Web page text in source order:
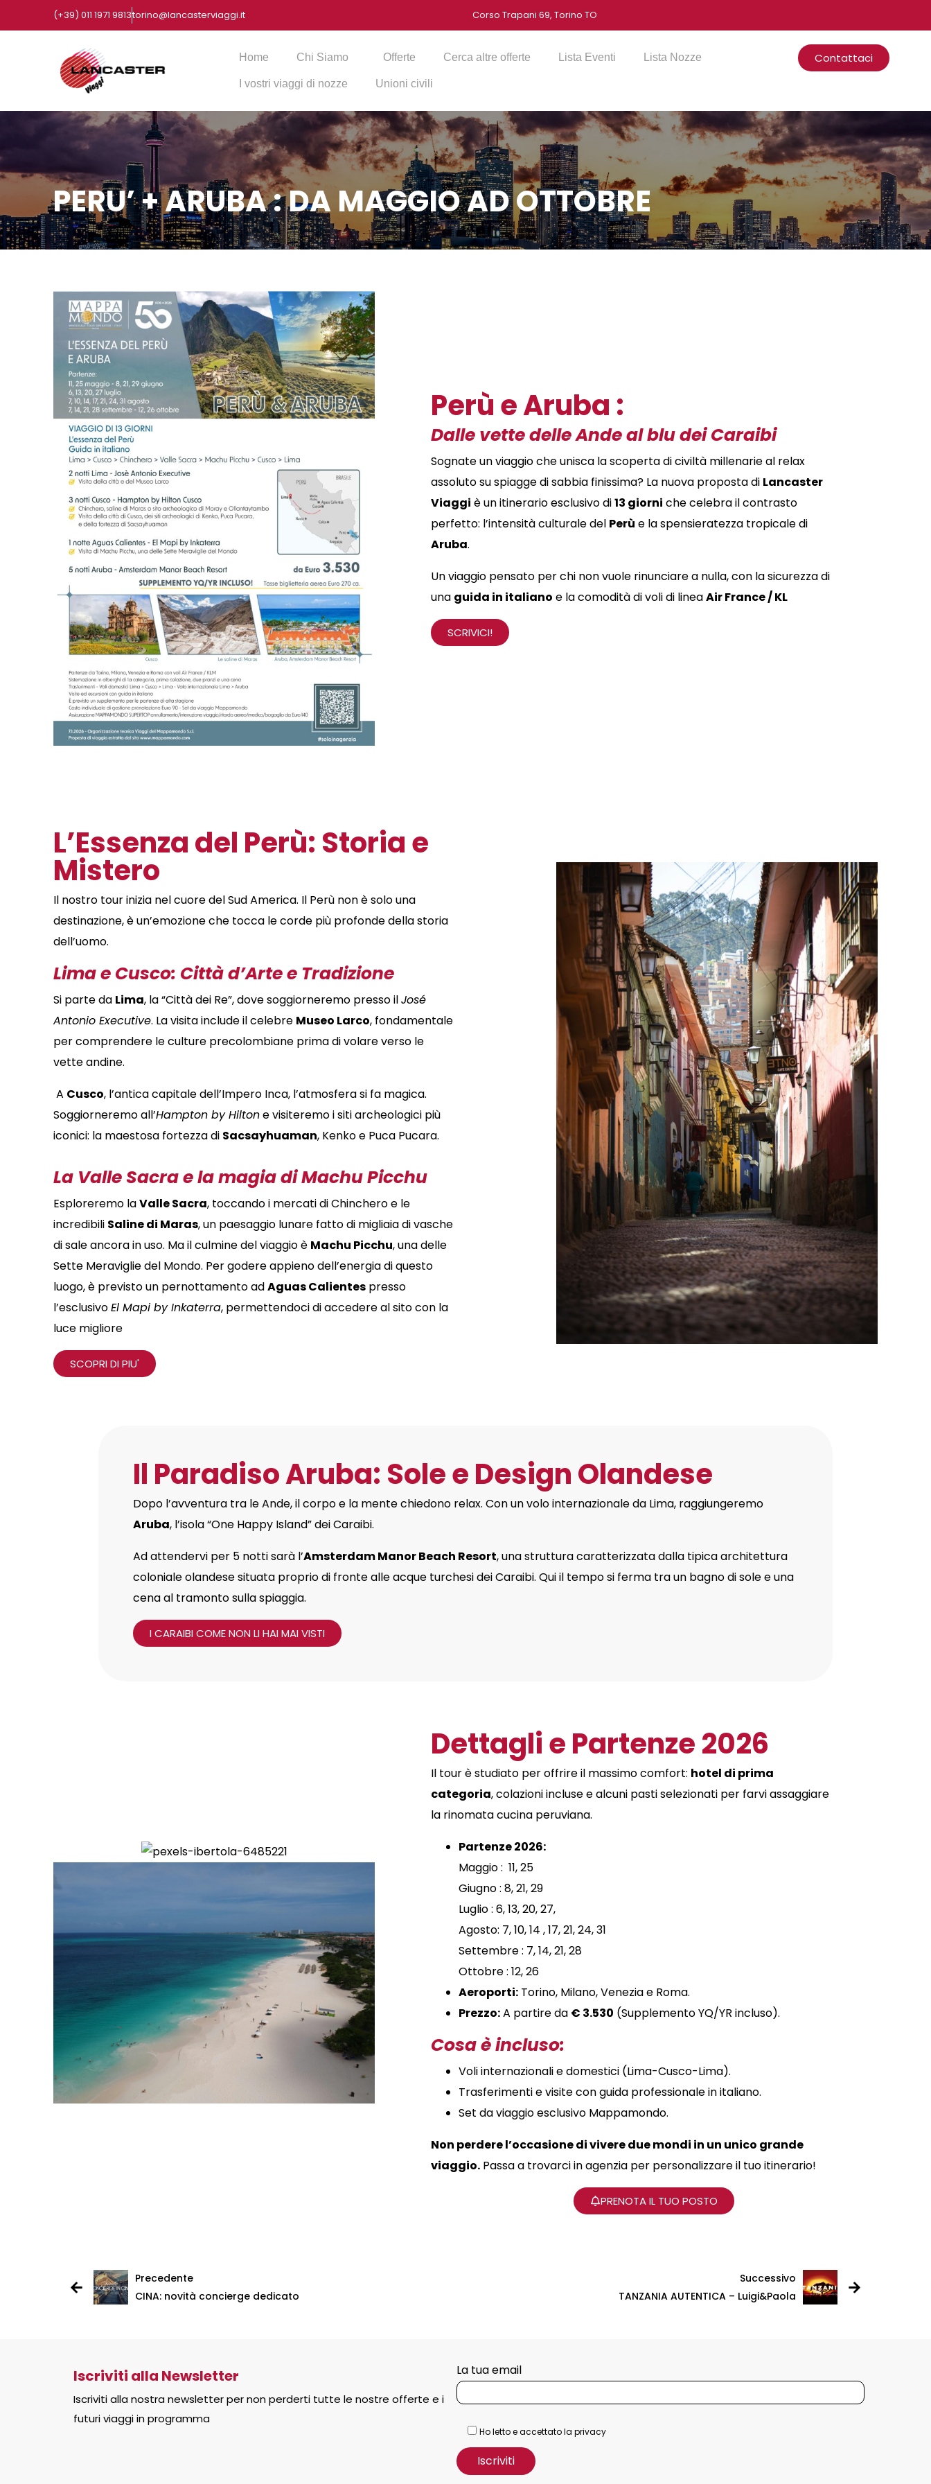
(+39) 011 1971 9813torino@lancasterviaggi.it Corso Trapani 69, Torino TO
Home Chi Siamo Offerte Cerca altre offerte Lista Eventi Lista Nozze
I vostri viaggi di nozze Unioni civili
Contattaci
PERU’ + ARUBA : DA MAGGIO AD OTTOBRE
Perù e Aruba :
Dalle vette delle Ande al blu dei Caraibi
Sognate un viaggio che unisca la scoperta di civiltà millenarie al relax
assoluto su spiagge di sabbia finissima? La nuova proposta di Lancaster
Viaggi è un itinerario esclusivo di13 giorni che celebra il contrasto
perfetto: l’intensità culturale del Perù e la spensieratezza tropicale di
Aruba.
Un viaggio pensato per chi non vuole rinunciare a nulla, con la sicurezza di
una guida in italiano e la comodità di voli di lineaAir France / KL
SCRIVICI!
L’Essenza del Perù: Storia e
Mistero
Il nostro tour inizia nel cuore del Sud America. Il Perù non è solo una
destinazione, è un’emozione che tocca le corde più profonde della storia
dell’uomo.
Lima e Cusco: Città d’Arte e Tradizione
Si parte da Lima, la “Città dei Re”, dove soggiorneremo presso ilJosé
Antonio Executive. La visita include il celebre Museo Larco, fondamentale
per comprendere le culture precolombiane prima di volare verso le
vette andine.
A Cusco, l’antica capitale dell’Impero Inca, l’atmosfera si fa magica.
Soggiorneremo all’Hampton by Hiltone visiteremo i siti archeologici più
iconici: la maestosa fortezza di Sacsayhuaman, Kenko e Puca Pucara.
La Valle Sacra e la magia di Machu Picchu
Esploreremo laValle Sacra, toccando i mercati di Chinchero e le
incredibili Saline di Maras, un paesaggio lunare fatto di migliaia di vasche
di sale ancora in uso. Ma il culmine del viaggio è Machu Picchu, una delle
Sette Meraviglie del Mondo. Per godere appieno dell’energia di questo
luogo, è previsto un pernottamento adAguas Calientes presso
l’esclusivoEl Mapi by Inkaterra, permettendoci di accedere al sito con la
luce migliore
SCOPRI DI PIU'
Il Paradiso Aruba: Sole e Design Olandese
Dopo l’avventura tra le Ande, il corpo e la mente chiedono relax.Con un volo internazionale da Lima, raggiungeremo
Aruba, l’isola “One Happy Island” dei Caraibi.
Ad attendervi per 5 notti sarà l’Amsterdam Manor Beach Resort, una struttura caratterizzata dalla tipica architettura
coloniale olandese situata proprio di fronte alle acque turchesi dei Caraibi. Qui il tempo si ferma tra un bagno di sole e una
cena al tramonto sulla spiaggia.
I CARAIBI COME NON LI HAI MAI VISTI
Dettagli e Partenze 2026
Il tour è studiato per offrire il massimo comfort: hotel di prima
categoria, colazioni incluse e alcuni pasti selezionati per farvi assaggiare
la rinomata cucina peruviana.
Partenze 2026:
Maggio : 11, 25
Giugno : 8, 21, 29
Luglio : 6, 13, 20, 27,
Agosto: 7, 10, 14 , 17, 21, 24, 31
Settembre : 7, 14, 21, 28
Ottobre : 12, 26
Aeroporti:Torino, Milano, Venezia e Roma.
Prezzo:A partire da € 3.530 (Supplemento YQ/YR incluso).
Cosa è incluso:
Voli internazionali e domestici (Lima-Cusco-Lima).
Trasferimenti e visite con guida professionale in italiano.
Set da viaggio esclusivo Mappamondo.
Non perdere l’occasione di vivere due mondi in un unico grande
viaggio.Passa a trovarci in agenzia per personalizzare il tuo itinerario!
PRENOTA IL TUO POSTO
Precedente
CINA: novità concierge dedicato
Successivo
TANZANIA AUTENTICA – Luigi&Paola
Iscriviti alla Newsletter
Iscriviti alla nostra newsletter per non perderti tutte le nostre offerte e i
futuri viaggi in programma
La tua email
Ho letto e accettato la privacy